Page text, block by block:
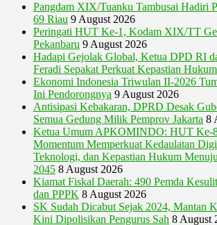
Pangdam XIX/Tuanku Tambusai Hadiri
69 Riau 9 August 2026
Peringati HUT Ke-1, Kodam XIX/TT
Pekanbaru 9 August 2026
Hadapi Gejolak Global, Ketua DPD RI
Feradi Sepakat Perkuat Kepastian Hukum
Ekonomi Indonesia Triwulan II-2026
Ini Pendorongnya 9 August 2026
Antisipasi Kebakaran, DPRD Desak
Semua Gedung Milik Pemprov Jakarta 8
Ketua Umum APKOMINDO: HUT Ke-
Momentum Memperkuat Kedaulatan
Teknologi, dan Kepastian Hukum
2045 8 August 2026
Kiamat Fiskal Daerah: 490 Pemda
dan PPPK 8 August 2026
SK Sudah Dicabut Sejak 2024, Mantan
Kini Dipolisikan Pengurus Sah 8 August